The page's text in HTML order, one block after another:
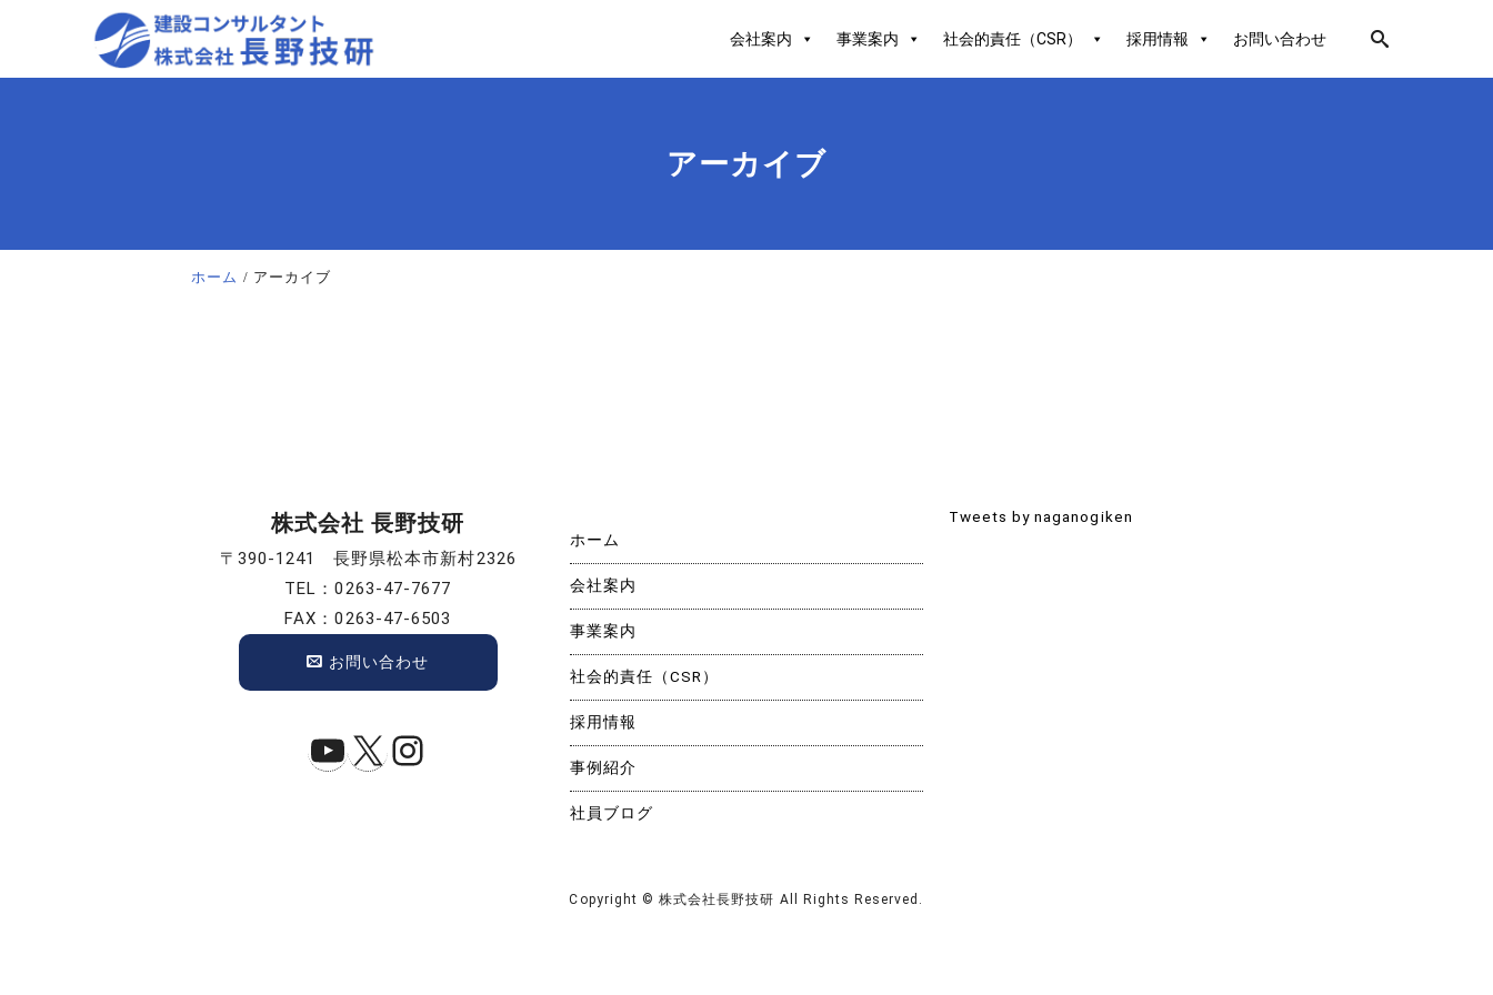
会社案内 事業案内 社会的責任（CSR） 採用情報 お問い合わせ
アーカイブ
ホーム アーカイブ
株式会社 長野技研
〒390-1241 長野県松本市新村2326
TEL：0263-47-7677
FAX：0263-47-6503
お問い合わせ
YouTube
X Instagram
ホーム
会社案内
事業案内
社会的責任（CSR）
採用情報
事例紹介
社員ブログ
Tweets by naganogiken
Copyright © 株式会社長野技研 All Rights Reserved.